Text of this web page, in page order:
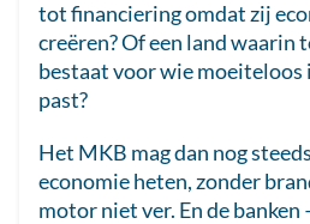
tot financiering omdat zij
creëren? Of een land waarin
bestaat voor wie moeiteloos
past?
Het MKB mag dan nog
economie heten, zonder
motor niet ver. En de